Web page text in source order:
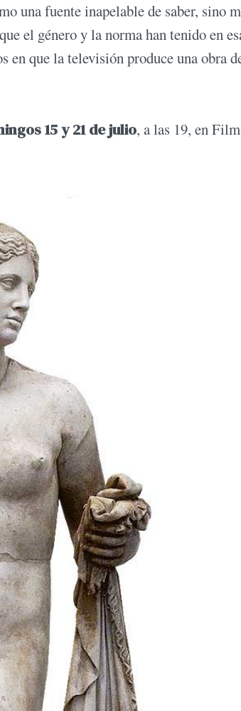
una fuente inapelable de saber, sino
el género y la norma han tenido en
en que la televisión produce una obra
15 y 21 de julio, a las 19, en